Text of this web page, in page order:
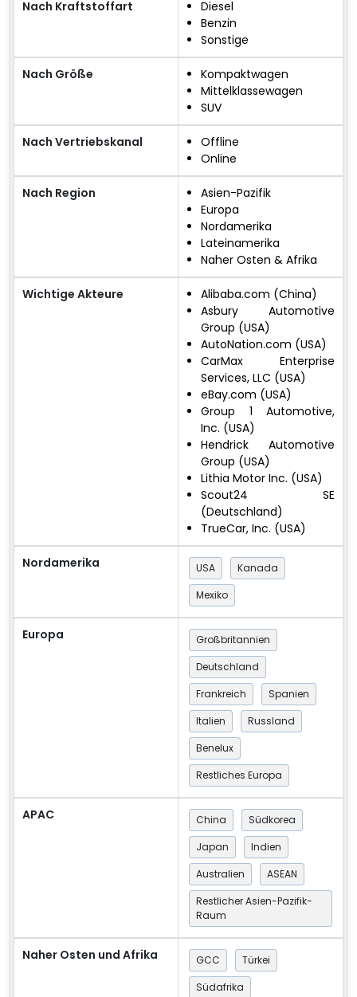
Nach Kraftstoffart
Diesel
Benzin
Sonstige
Nach Größe
Kompaktwagen
Mittelklassewagen
SUV
Nach Vertriebskanal
Offline
Online
Nach Region
Asien-Pazifik
Europa
Nordamerika
Lateinamerika
Naher Osten & Afrika
Wichtige Akteure
Alibaba.com (China)
Asbury Automotive
Group (USA)
AutoNation.com (USA)
CarMax Enterprise
Services, LLC (USA)
eBay.com (USA)
Group 1 Automotive,
Inc. (USA)
Hendrick Automotive
Group (USA)
Lithia Motor Inc. (USA)
Scout24 SE
(Deutschland)
TrueCar, Inc. (USA)
Nordamerika USA
Kanada
Mexiko
Europa
Großbritannien
Deutschland
Frankreich
Spanien
Italien
Russland
Benelux
Restliches Europa
APAC China
Südkorea
Japan
Indien
Australien
ASEAN
Restlicher Asien-Pazifik-
Raum
Naher Osten und Afrika GCC
Türkei
Südafrika